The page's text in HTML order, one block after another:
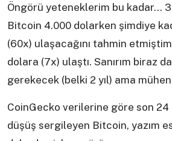
Öngörü yeteneklerim bu kadar…
Bitcoin 4.000 dolarken şimdiye
(60x) ulaşacağını tahmin
dolara (7x) ulaştı. Sanırım biraz
gerekecek (belki 2 yıl) ama
CoinGecko verilerine göre son 24
düşüş sergileyen Bitcoin, yazım